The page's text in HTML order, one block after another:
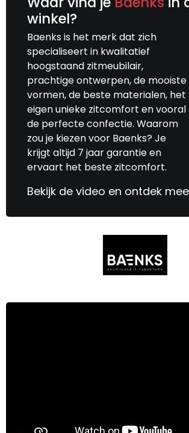
winkel?
Baenks is het merk dat zich
specialiseert in kwalitatief
hoogstaand zitmeubilair,
prachtige ontwerpen, de mooiste
vormen, de beste materialen, het
eigen unieke zitcomfort en vooral
de perfecte confectie. Waarom
zou je kiezen voor Baenks? Je
krijgt altijd 7 jaar garantie en
ervaart het beste zitcomfort.
Bekijk de video en ontdek